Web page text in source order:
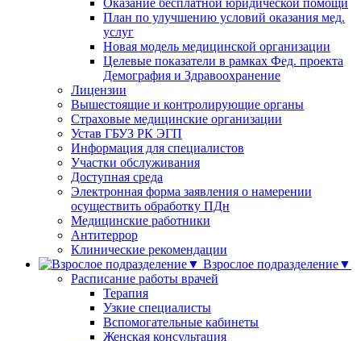
Оказание бесплатной юридической помощи
План по улучшению условий оказания мед.
услуг
Новая модель медицинской организации
Целевые показатели в рамках Фед. проекта
Демография и Здравоохранение
Лицензии
Вышестоящие и контролирующие органы
Страховые медицинские организации
Устав ГБУЗ РК ЭГП
Информация для специалистов
Участки обслуживания
Доступная среда
Электронная форма заявления о намерении
осуществить обработку ПДн
Медицинские работники
Антитеррор
Клинические рекомендации
Взрослое подразделение▼
Расписание работы врачей
Терапия
Узкие специалисты
Вспомогательные кабинеты
Женская консультация